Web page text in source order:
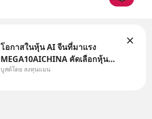
โอกาสในหุ้น AI จีนที่มาแรง
MEGA10AICHINA คัดเลือกหุ้น
ใหม่ 9 ตัว เข้ากองทุน.. ครอบคลุม
บูสต์โดย ลงทุนแมน